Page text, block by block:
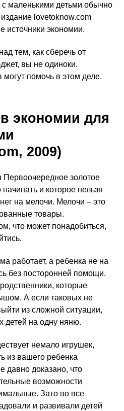
с маленькими детьми обычно
lovetoknow.com
источники экономии.
тем, как сберечь от
вы не одиноки.
помочь в этом деле.
экономии для
2009)
Первоочередное золотое
и которое нельзя
на мелочи. Мелочи – это
товары.
что может понадобиться,
работает, а ребенка не на
без посторонней помощи.
которые
А если таковых не
из сложной ситуации,
детей на одну няню.
немало игрушек,
из вашего ребенка
давно доказано, что
возможности
Зато во все
и развивали детей